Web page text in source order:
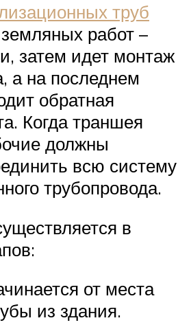
труб
работ –
затем идет монтаж
а на последнем
обратная
Когда траншея
должны
всю систему
трубопровода.
в
от места
из здания.